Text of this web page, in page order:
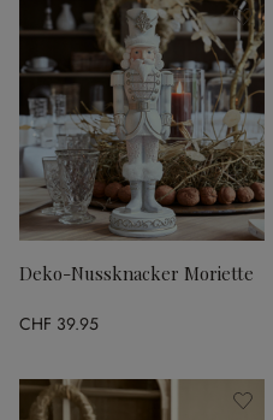
Deko-Nussknacker Moriette
CHF 39.95